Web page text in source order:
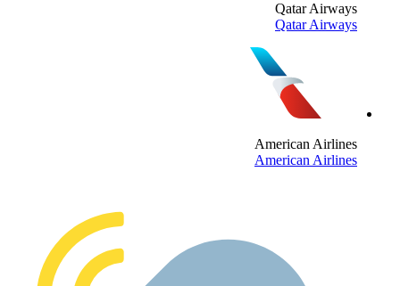
Qatar
Qatar
American
American